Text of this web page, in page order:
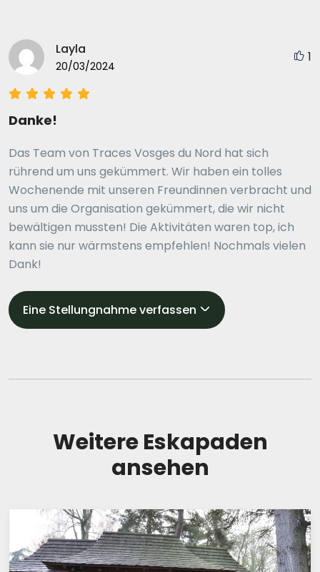
Layla
20/03/2024
1
Danke!
Das Team von Traces Vosges du Nord hat sich
rührend um uns gekümmert. Wir haben ein tolles
Wochenende mit unseren Freundinnen verbracht und
uns um die Organisation gekümmert, die wir nicht
bewältigen mussten! Die Aktivitäten waren top, ich
kann sie nur wärmstens empfehlen! Nochmals vielen
Dank!
Eine Stellungnahme verfassen
Weitere Eskapaden
ansehen